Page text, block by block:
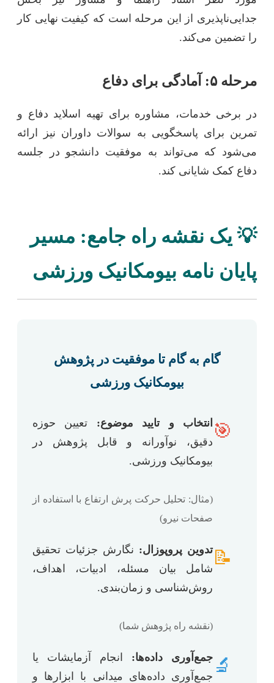
جدایی‌ناپذیری از این مرحله است که کیفیت نهایی کار
را تضمین می‌کند.
مرحله ۵: آمادگی برای دفاع
در برخی خدمات، مشاوره برای تهیه اسلاید دفاع و
تمرین برای پاسخگویی به سوالات داوران نیز ارائه
می‌شود که می‌تواند به موفقیت دانشجو در جلسه
دفاع کمک شایانی کند.
💡 یک نقشه راه جامع: مسیر
پایان نامه بیومکانیک ورزشی
گام به گام تا موفقیت در پژوهش
بیومکانیک ورزشی
🎯 انتخاب و تایید موضوع: تعیین حوزه
دقیق، نوآورانه و قابل پژوهش در
بیومکانیک ورزشی.
(مثال: تحلیل حرکت پرش ارتفاع با استفاده از
صفحات نیرو)
📝 تدوین پروپوزال: نگارش جزئیات تحقیق
شامل بیان مسئله، ادبیات، اهداف،
روش‌شناسی و زمان‌بندی.
(نقشه راه پژوهش شما)
🔬 جمع‌آوری داده‌ها: انجام آزمایشات یا
جمع‌آوری داده‌های میدانی با ابزارها و